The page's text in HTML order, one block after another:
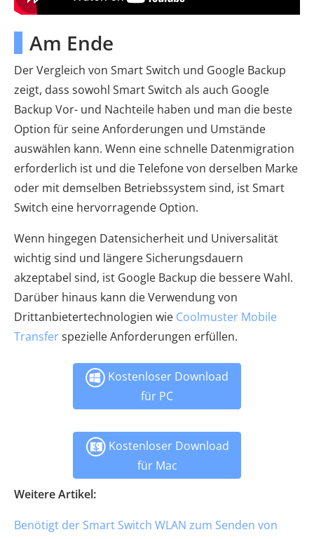
Am Ende
Der Vergleich von Smart Switch und Google Backup
zeigt, dass sowohl Smart Switch als auch Google
Backup Vor- und Nachteile haben und man die beste
Option für seine Anforderungen und Umstände
auswählen kann. Wenn eine schnelle Datenmigration
erforderlich ist und die Telefone von derselben Marke
oder mit demselben Betriebssystem sind, ist Smart
Switch eine hervorragende Option.
Wenn hingegen Datensicherheit und Universalität
wichtig sind und längere Sicherungsdauern
akzeptabel sind, ist Google Backup die bessere Wahl.
Darüber hinaus kann die Verwendung von
Drittanbietertechnologien wie Coolmuster Mobile
Transferspezielle Anforderungen erfüllen.
Kostenloser Download
für PC
Kostenloser Download
für Mac
Weitere Artikel:
Benötigt der Smart Switch WLAN zum Senden von